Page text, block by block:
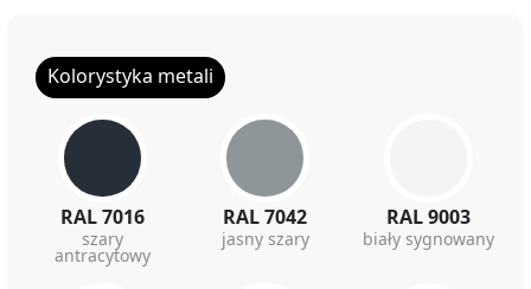
Kolorystyka metali
RAL 7016
szary
antracytowy
RAL 7042
jasny szary
RAL 9003
biały sygnowany